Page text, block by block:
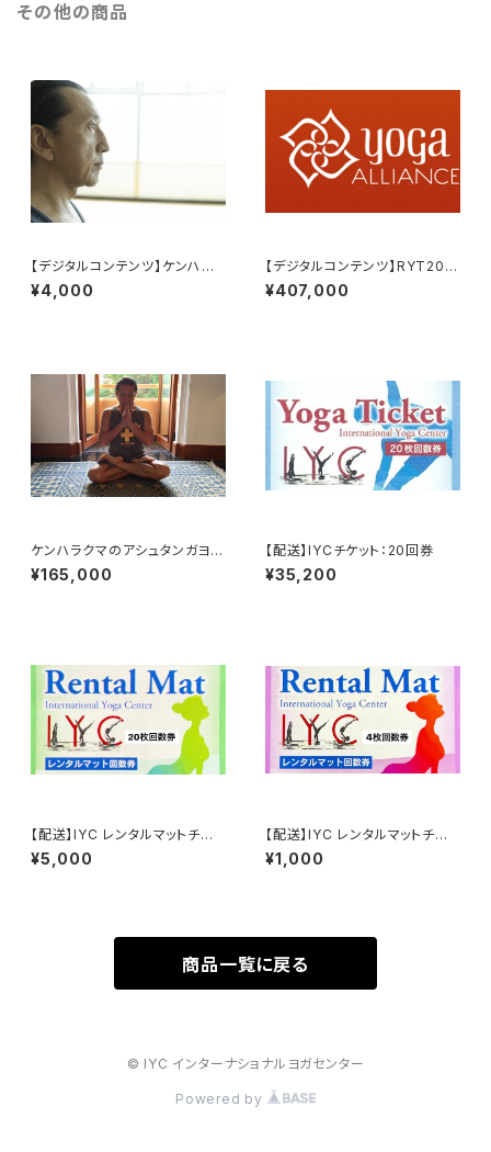
その他の商品
【デジタルコンテンツ】ケンハラ
クマ早朝マイソールドロップイン
¥4,000
【デジタルコンテンツ】RYT200/
300全米ヨガアライアンス認定
講座
¥407,000
ケンハラクマのアシュタンガヨガ
初級指導者コース参加費
¥165,000
【配送】IYCチケット：20回券
¥35,200
【配送】IYC レンタルマットチケッ
ト：20回券
¥5,000
【配送】IYC レンタルマットチケッ
ト：4回券
¥1,000
商品一覧に戻る
© IYC インターナショナルヨガセンター
Powered by